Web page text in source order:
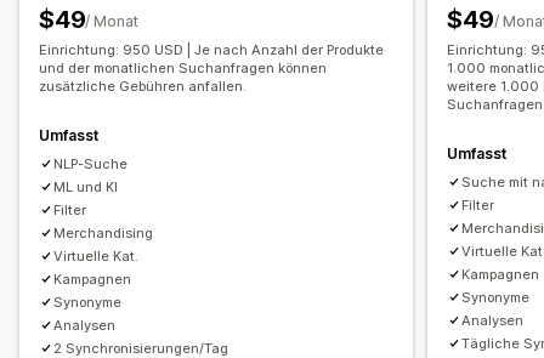
$49/ Monat
Einrichtung: 950 USD | Je nach Anzahl der Produkte
und der monatlichen Suchanfragen können
zusätzliche Gebühren anfallen.
Umfasst
NLP-Suche
ML und KI
Filter
Merchandising
Virtuelle Kat.
Kampagnen
Synonyme
Analysen
2 Synchronisierungen/Tag
$49/
Einrichtung:
1.000
weitere 1.000
Suchanfragen
Umfasst
Suche mit
Filter
Virtuelle
Kampagnen
Synonyme
Analysen
Tägliche